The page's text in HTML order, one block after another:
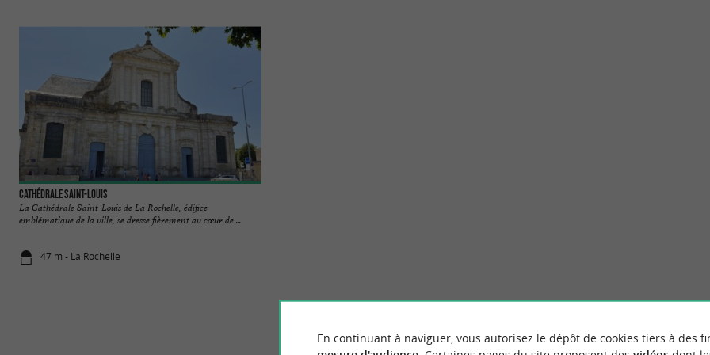
Cathédrale Saint-Louis
La Cathédrale Saint-Louis de La Rochelle, édifice
emblématique de la ville, se dresse fièrement au cœur de ...
47 m - La Rochelle
En continuant à naviguer, vous autorisez le dépôt de cookies tiers à des